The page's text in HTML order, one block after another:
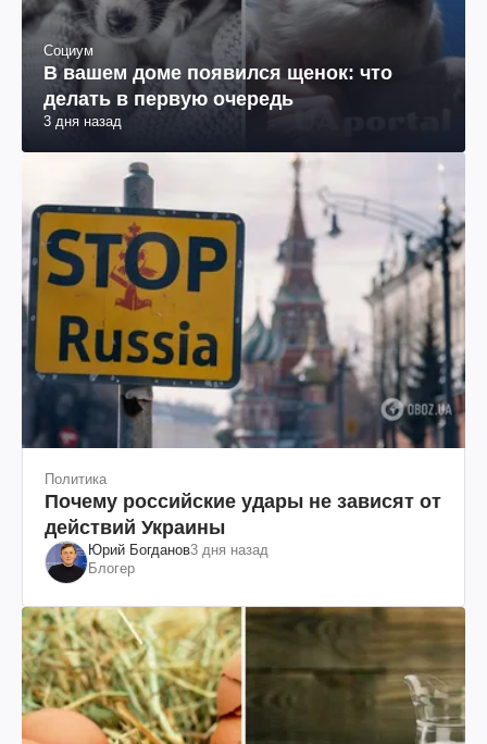
Социум
В вашем доме появился щенок: что
делать в первую очередь
3 дня назад
Политика
Почему российские удары не зависят от
действий Украины
Юрий Богданов3 дня назад
Блогер